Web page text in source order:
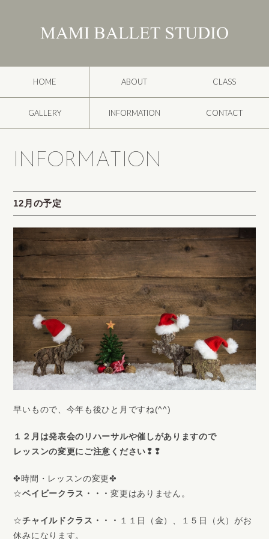
HOME ABOUT CLASS
GALLERY INFORMATION CONTACT
INFORMATION
12月の予定
早いもので、今年も後ひと月ですね(^^)
１２月は発表会のリハーサルや催しがありますので
レッスンの変更にご注意ください❢❢
✤時間・レッスンの変更✤
☆ベイビークラス・・・変更はありません。
☆チャイルドクラス・・・
１１日（金）、１５日（火）がお
休みになります。